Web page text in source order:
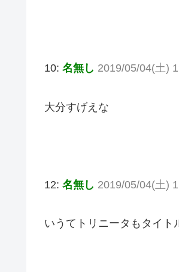
10: 名無し 2019/05/04(土)
大分すげえな
12: 名無し 2019/05/04(土)
いうてトリニータもタイ